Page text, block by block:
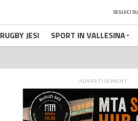
SEGUICI SU
RUGBY JESI SPORT IN VALLESINA
ADVERTISEMENT